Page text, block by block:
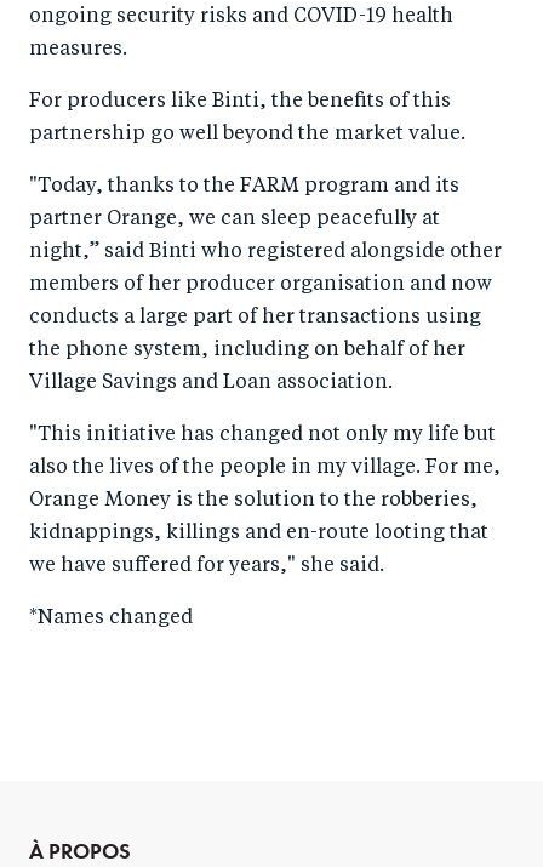
ongoing security risks and COVID-19 health
measures.
For producers like Binti, the benefits of this
partnership go well beyond the market value.
"Today, thanks to the FARM program and its
partner Orange, we can sleep peacefully at
night,” said Binti who registered alongside other
members of her producer organisation and now
conducts a large part of her transactions using
the phone system, including on behalf of her
Village Savings and Loan association.
"This initiative has changed not only my life but
also the lives of the people in my village. For me,
Orange Money is the solution to the robberies,
kidnappings, killings and en-route looting that
we have suffered for years," she said.
*Names changed
À PROPOS